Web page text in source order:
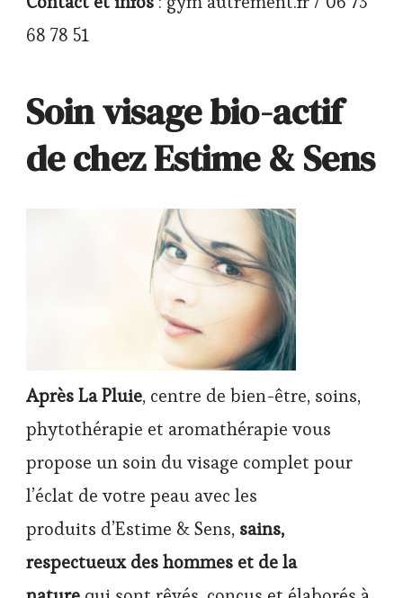
68 78 51
Soin visage bio-actif
de chez Estime & Sens
Après La Pluie, centre de bien-être, soins,
phytothérapie et aromathérapie vous
propose un soin du visage complet pour
l’éclat de votre peau avec les
produits d’Estime & Sens, sains,
respectueux des hommes et de la